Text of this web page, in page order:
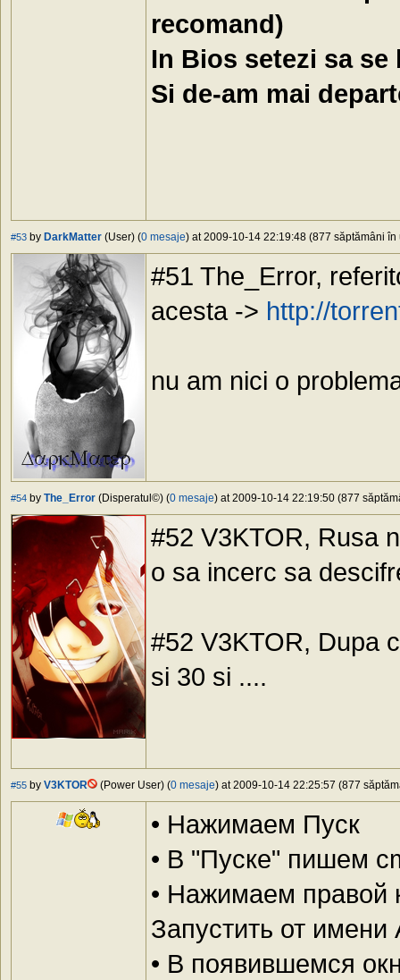
recomand)
In Bios setezi sa
Si de-am mai
#53 by DarkMatter (User) (0 mesaje) at 2009-10-14 22:19:48 (877 săptămâni în
#51 The_Error,
acesta -> http://
nu am nici o
#54 by The_Error (Disperatul©) (0 mesaje) at 2009-10-14 22:19:50 (877
#52 V3KTOR, Rusa
o sa incerc sa
#52 V3KTOR, Dupa
si 30 si ....
#55 by V3KTOR (Power User) (0 mesaje) at 2009-10-14 22:25:57 (877
• Нажимаем Пуск
• В "Пуске" пишем
• Нажимаем правой
Запустить от
• В появившемся